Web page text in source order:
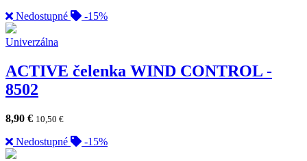
Nedostupné -15%
Univerzálna
ACTIVE čelenka WIND CONTROL -
8502
8,90 € 10,50 €
Nedostupné -15%